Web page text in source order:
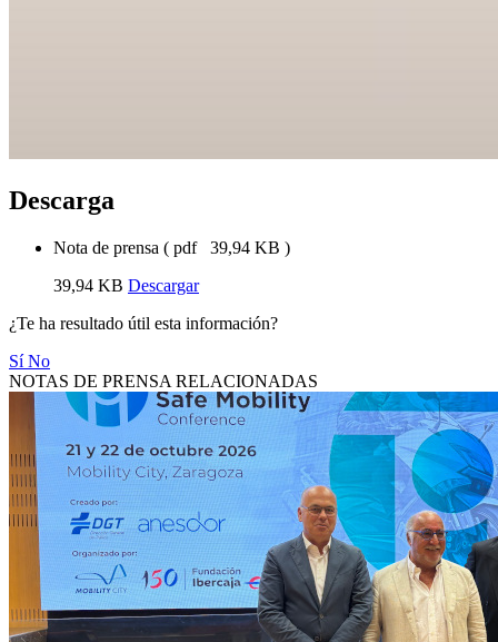
Descarga
Nota de prensa ( pdf 39,94 KB )
39,94 KB Descargar
¿Te ha resultado útil esta información?
SíNo
NOTAS DE PRENSA RELACIONADAS